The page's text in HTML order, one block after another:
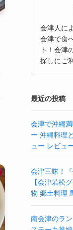
会津人に
会津で食
ト！会津
探しにご
最近の投稿
会津で沖縄
ー 沖縄料理
ュー レビュ
会津三昧！
【会津若松
物 郷土料理
南会津のラ